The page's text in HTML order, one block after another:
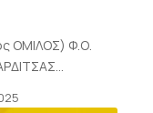
ΟΜΙΛΟΣ) Φ.Ο.